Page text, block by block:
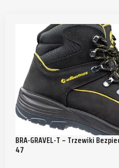
BRA-GRAVEL-T – Trzewiki
47